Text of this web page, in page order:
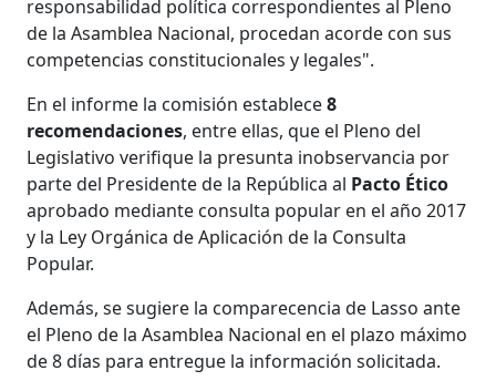
responsabilidad política correspondientes al Pleno
de la Asamblea Nacional, procedan acorde con sus
competencias constitucionales y legales".
En el informe la comisión establece8
recomendaciones, entre ellas, que el Pleno del
Legislativo verifique la presunta inobservancia por
parte del Presidente de la República al Pacto Ético
aprobado mediante consulta popular en el año 2017
y la Ley Orgánica de Aplicación de la Consulta
Popular.
Además, se sugiere la comparecencia de Lasso ante
el Pleno de la Asamblea Nacional en el plazo máximo
de 8 días para entregue la información solicitada.